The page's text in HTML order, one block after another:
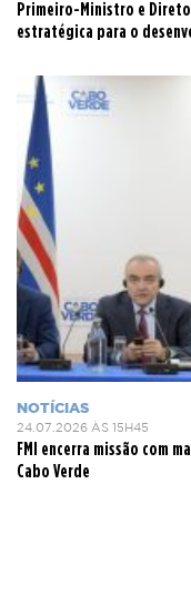
Primeiro-Ministro e
estratégica para o
NOTÍCIAS
24.07.2026 ÀS 15H45
FMI encerra missão com
Cabo Verde